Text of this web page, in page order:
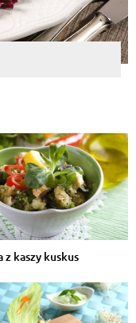
z kaszy kuskus